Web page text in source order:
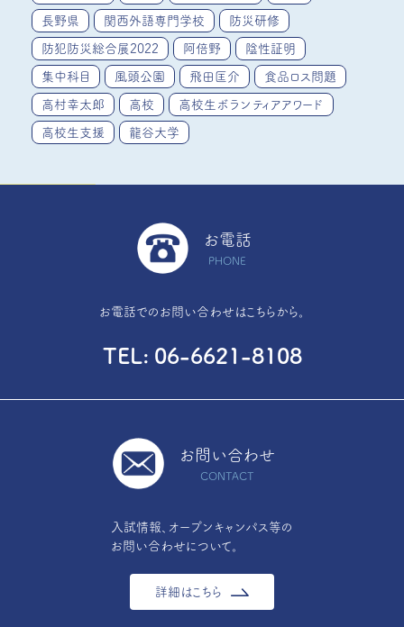
長野県 関西外語専門学校 防災研修
防犯防災総合展2022 阿倍野 陰性証明
集中科目 風頭公園 飛田匡介 食品ロス問題
高村幸太郎 高校 高校生ボランティアアワード
高校生支援 龍谷大学
お電話
PHONE
お電話でのお問い合わせはこちらから。
TEL 06-6621-8108
お問い合わせ
CONTACT
入試情報、オープンキャンパス等の
お問い合わせについて。
詳細はこちら